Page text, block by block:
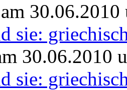
am
sie:
30.06.2010
sie: